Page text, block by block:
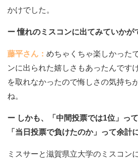
かけでした。
ー 憧れのミスコンに出てみていかが
藤平さん： めちゃくちゃ楽しかった
ンに出られた嬉しさもあったんです
を取れなかったので悔しさの気持ち
ね。
ー しかも、「中間投票では1位」っ
「当日投票で負けたのか」って余計
ミスサーと滋賀県立大学のミスコン